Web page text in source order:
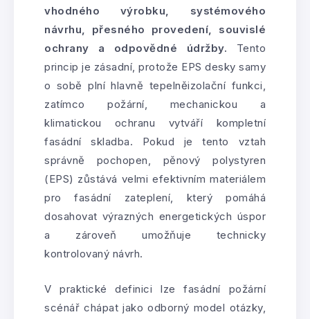
vhodného výrobku, systémového
návrhu, přesného provedení, souvislé
ochrany a odpovědné údržby. Tento
princip je zásadní, protože EPS desky samy
o sobě plní hlavně tepelněizolační funkci,
zatímco požární, mechanickou a
klimatickou ochranu vytváří kompletní
fasádní skladba. Pokud je tento vztah
správně pochopen, pěnový polystyren
(EPS) zůstává velmi efektivním materiálem
pro fasádní zateplení, který pomáhá
dosahovat výrazných energetických úspor
a zároveň umožňuje technicky
kontrolovaný návrh.
V praktické definici lze fasádní požární
scénář chápat jako odborný model otázky,